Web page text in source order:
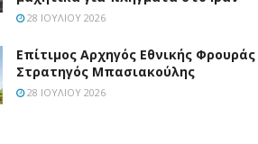
28 ΙΟΥΛΊΟΥ 2026
Επίτιμος Αρχηγός Εθνικής Φρουράς
Στρατηγός Μπασιακούλης
28 ΙΟΥΛΊΟΥ 2026